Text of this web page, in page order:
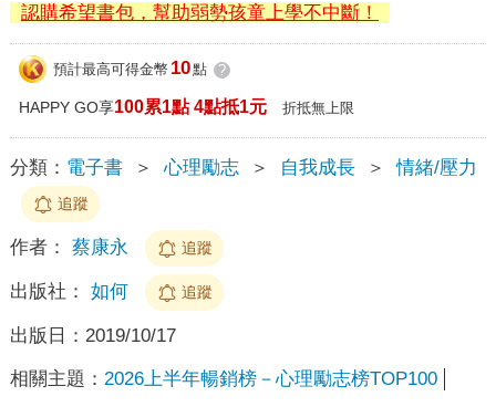
認購希望書包，幫助弱勢孩童上學不中斷！
預計最高可得金幣 10點 ?
HAPPY GO享100累1點 4點抵1元 折抵無上限
分類： 電子書 ＞ 心理勵志 ＞ 自我成長 ＞ 情緒/壓力
追蹤
作者： 蔡康永 追蹤
出版社： 如何 追蹤
出版日： 2019/10/17
相關主題： 2026上半年暢銷榜－心理勵志榜TOP100